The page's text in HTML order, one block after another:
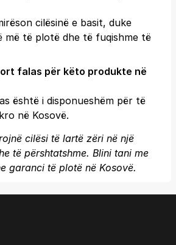
cilësinë e basit, duke
më të plotë dhe të fuqishme të
falas për këto produkte në
është i disponueshëm për të
në Kosovë.
cilësi të lartë zëri në një
të përshtatshme. Blini tani me
garanci të plotë në Kosovë.